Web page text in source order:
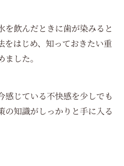
を飲んだときに歯が染みると
をはじめ、知っておきたい重
した。
感じている不快感を少しでも
の知識がしっかりと手に入る